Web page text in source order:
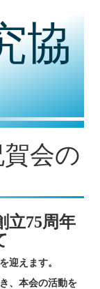
協
会の
立75周年
迎えます。
、本会の活動を